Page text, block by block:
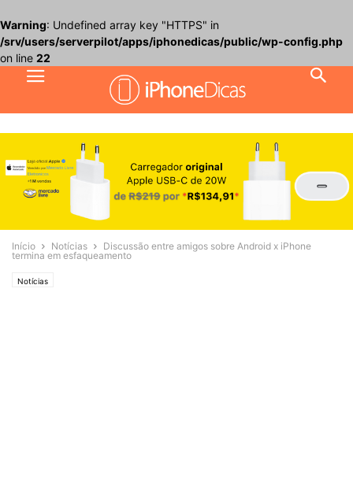
Warning: Undefined array key "HTTPS" in
/srv/users/serverpilot/apps/iphonedicas/public/wp-config.php
on line 22
Início Notícias
Discussão entre amigos sobre Android x iPhone
termina em esfaqueamento
Notícias